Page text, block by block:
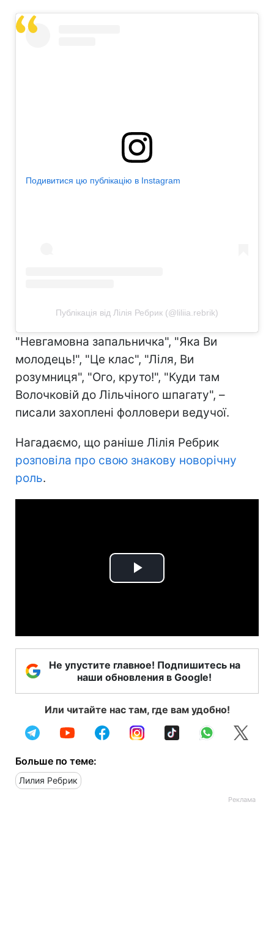
Подивитися цю публікацію в Instagram
Публікація від Лілія Ребрик (@liliia.rebrik)
"Невгамовна запальничка", "Яка Ви
молодець!", "Це клас", "Ліля, Ви
розумниця", "Ого, круто!", "Куди там
Волочковій до Лільчіного шпагату", –
писали захоплені фолловери ведучої.
Нагадаємо, що раніше Лілія Ребрик
розповіла про свою знакову новорічну
роль.
Play
Не упустите главное! Подпишитесь на
наши обновления в Google!
Или читайте нас там, где вам удобно!
Больше по теме:
Лилия Ребрик